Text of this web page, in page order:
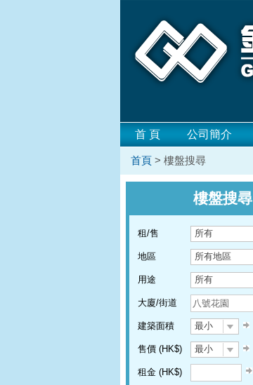
首 頁 公司簡介
首頁 > 樓盤搜尋
樓盤搜尋
租/售 所有
地區 所有地區
用途 所有
大廈/街道
建築面積 最小
售價 (HK$) 最小
租金 (HK$)